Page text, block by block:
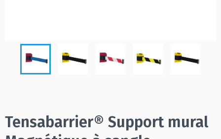
Tensabarrier® Support mural